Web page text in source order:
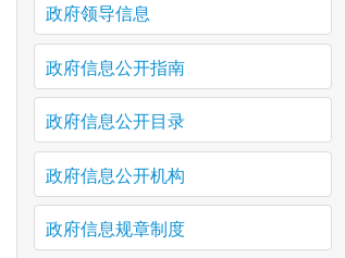
政府领导信息
政府信息公开指南
政府信息公开目录
政府信息公开机构
政府信息规章制度